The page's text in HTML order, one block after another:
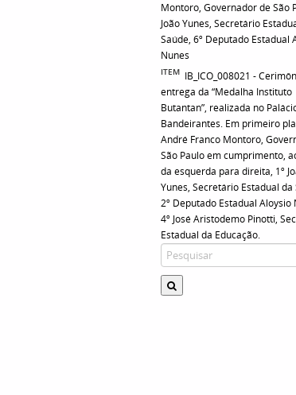
Montoro, Governador de São
João Yunes, Secretário
Saúde, 6º Deputado Estadual
Nunes
ITEM IB_ICO_008021 -
entrega da “Medalha Instituto
Butantan”, realizada no
Bandeirantes. Em primeiro
André Franco Montoro,
São Paulo em cumprimento,
da esquerda para direita, 1º
Yunes, Secretário Estadual da
2º Deputado Estadual Aloysio
4º José Aristodemo Pinotti,
Estadual da Educação.